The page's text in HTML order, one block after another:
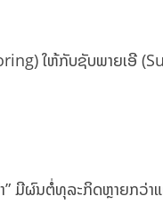
ໃຫ້ກັບຊັບພາຍເອີ
” ມີຜົນຕໍ່ທຸລະກິດຫຼາຍກ